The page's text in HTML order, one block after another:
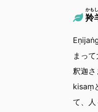
羚
かも
まっ
釈迦さ
kisaṃ
て、